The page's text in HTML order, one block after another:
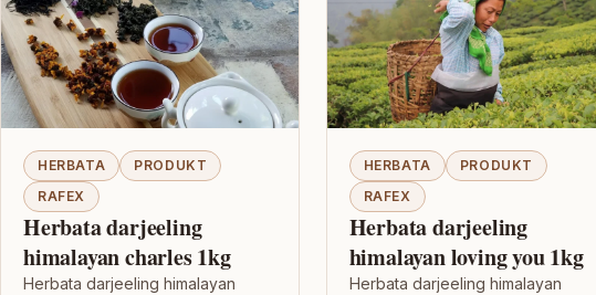
HERBATA
PRODUKT
RAFEX
Herbata darjeeling
himalayan charles 1kg
Herbata darjeeling himalayan
HERBATA
PRODUKT
RAFEX
Herbata darjeeling
himalayan loving you 1kg
Herbata darjeeling himalayan